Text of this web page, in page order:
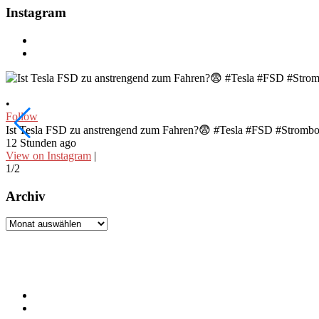
Instagram
•
Follow
Ist Tesla FSD zu anstrengend zum Fahren?😨 #Tesla #FSD
12 Stunden ago
View on Instagram |
1/2
Archiv
Archiv